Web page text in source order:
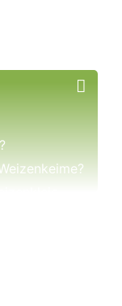
der Küche